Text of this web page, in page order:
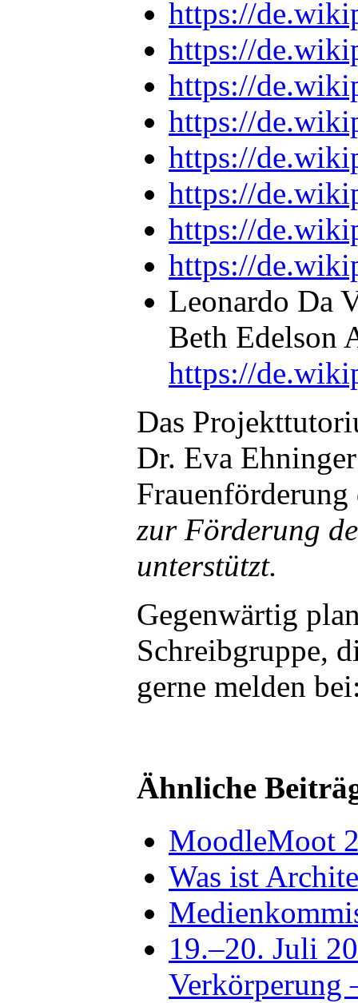
https://
https://
https://
https://
https://
https://
https://
https://
Leonardo Da
Beth Edelson
https://
Das
Dr. Eva
zur Förderung
unterstützt.
Gegenwärtig
Schreibgruppe,
gerne melden
Ähnliche
MoodleMoot
Was ist
19.–20. Juli
Verkörperung